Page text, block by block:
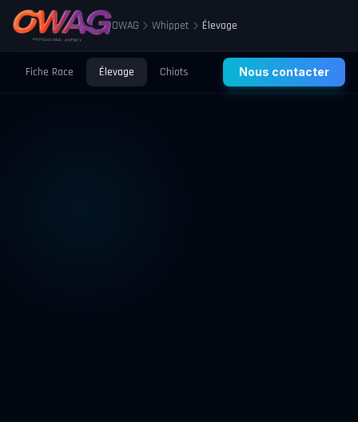
OWAG Whippet Élevage
Fiche Race Élevage Chiots Santé Éducation
Nous contacter